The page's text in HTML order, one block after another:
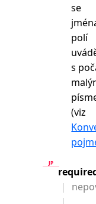
se
polí
s
(viz